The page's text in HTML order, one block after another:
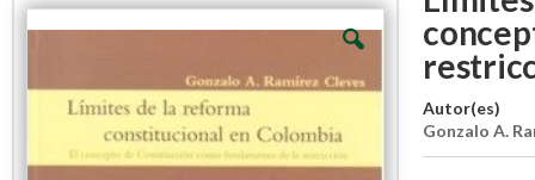
Autor(es)
Gonzalo A.